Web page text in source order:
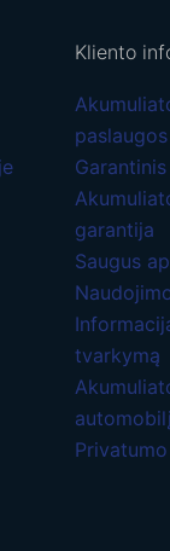
Kliento
garantija
Saugus
tvarkymą
automobilį